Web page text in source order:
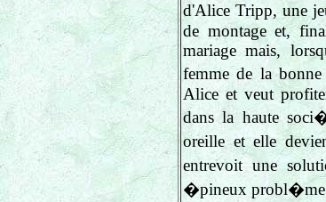
d'Alice Tripp, une
de montage et,
mariage mais,
femme de la
Alice et veut
dans la haute
oreille et elle
entrevoit une
�pineux